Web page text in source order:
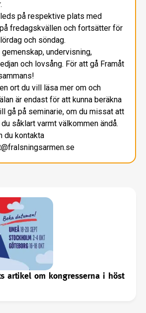
på respektive plats med
fredagskvällen och fortsätter för
och söndag.
undervisning,
och lovsång. För att gå Framåt
ort du vill läsa mer om och
är endast för att kunna beräkna
gå på seminarie, om du missat att
såklart varmt välkommen ändå.
du kontakta
artikel om kongresserna i höst